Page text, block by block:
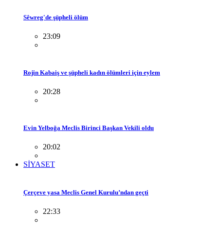
Sêwreg'de şüpheli ölüm
23:09
Rojin Kabaiş ve şüpheli kadın ölümleri için eylem
20:28
Evin Yelboğa Meclis Birinci Başkan Vekili oldu
20:02
SİYASET
Çerçeve yasa Meclis Genel Kurulu’ndan geçti
22:33